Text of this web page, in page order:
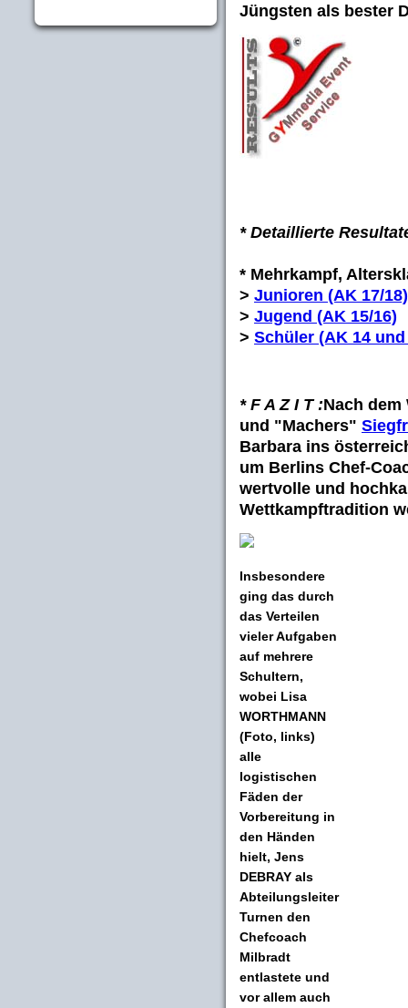
Jüngsten als bester
* Detaillierte
* Mehrkampf,
> Junioren (AK 17/18)
> Jugend (AK 15/16)
> Schüler (AK 14
* F A Z I T :Nach
und "Machers"
Barbara ins
um Berlins Chef-
wertvolle und
Wettkampftradition
Insbesondere
ging das durch
das Verteilen
vieler Aufgaben
auf mehrere
Schultern,
wobei Lisa
WORTHMANN
(Foto, links)
alle
logistischen
Fäden der
Vorbereitung in
den Händen
hielt, Jens
DEBRAY als
Abteilungsleiter
Turnen den
Chefcoach
Milbradt
entlastete und
vor allem auch